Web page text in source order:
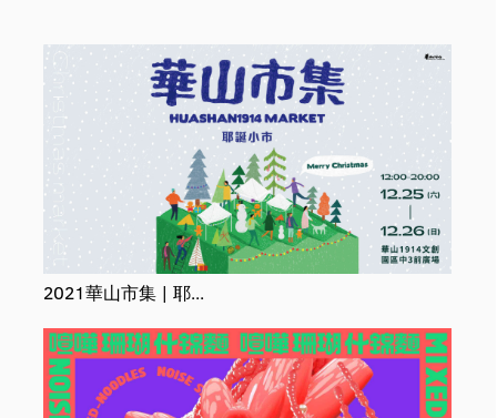
華山1914文化創意
產業園區
2021華山市集 | 耶...